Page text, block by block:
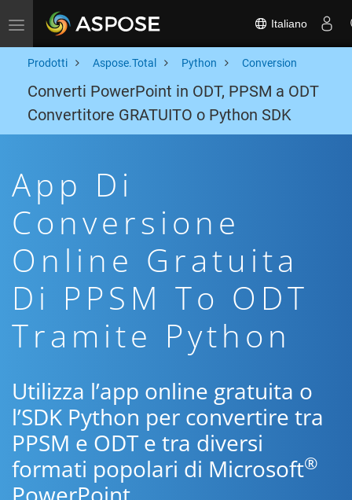
Toggle navigation Italiano
Prodotti Aspose.Total Python Conversion
Converti PowerPoint in ODT, PPSM a ODT
Convertitore GRATUITO o Python SDK
App Di
Conversione
Online Gratuita
Di PPSM To ODT
Tramite Python
Utilizza l’app online gratuita o
l’SDK Python per convertire tra
PPSM e ODT e tra diversi
formati popolari di Microsoft®